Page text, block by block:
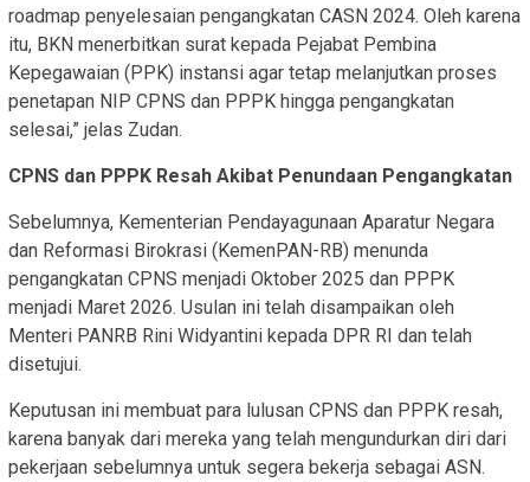
roadmap penyelesaian pengangkatan CASN 2024. Oleh karena
itu, BKN menerbitkan surat kepada Pejabat Pembina
Kepegawaian (PPK) instansi agar tetap melanjutkan proses
penetapan NIP CPNS dan PPPK hingga pengangkatan
selesai,” jelas Zudan.
CPNS dan PPPK Resah Akibat Penundaan Pengangkatan
Sebelumnya, Kementerian Pendayagunaan Aparatur Negara
dan Reformasi Birokrasi (KemenPAN-RB) menunda
pengangkatan CPNS menjadi Oktober 2025 dan PPPK
menjadi Maret 2026. Usulan ini telah disampaikan oleh
Menteri PANRB Rini Widyantini kepada DPR RI dan telah
disetujui.
Keputusan ini membuat para lulusan CPNS dan PPPK resah,
karena banyak dari mereka yang telah mengundurkan diri dari
pekerjaan sebelumnya untuk segera bekerja sebagai ASN.